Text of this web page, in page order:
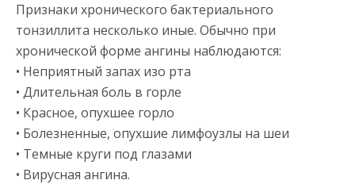
Признаки хронического бактериального
тонзиллита несколько иные. Обычно при
хронической форме ангины наблюдаются:
• Неприятный запах изо рта
• Длительная боль в горле
• Красное, опухшее горло
• Болезненные, опухшие лимфоузлы на шеи
• Темные круги под глазами
• Вирусная ангина.